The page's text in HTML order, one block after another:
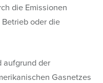
die Emissionen
oder die
aufgrund der
Gasnetzes